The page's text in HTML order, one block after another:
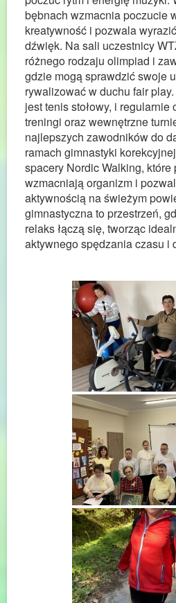
bębnach wzmacnia poczucie
kreatywność i pozwala
dźwięk. Na sali uczestnicy
różnego rodzaju olimpiad i
gdzie mogą sprawdzić swoje
rywalizować w duchu fair
jest tenis stołowy, i
treningi oraz wewnętrzne
najlepszych zawodników do
ramach gimnastyki
spacery Nordic Walking,
wzmacniają organizm i
aktywnością na świeżym
gimnastyczna to przestrzeń,
relaks łączą się, tworząc
aktywnego spędzania czasu i